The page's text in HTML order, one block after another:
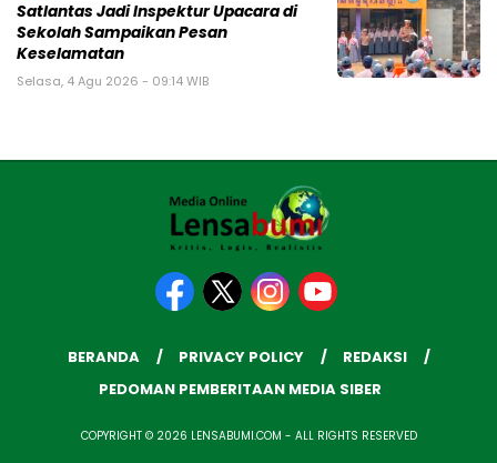
Satlantas Jadi Inspektur Upacara di
Sekolah Sampaikan Pesan
Keselamatan
Selasa, 4 Agu 2026 - 09:14 WIB
BERANDA PRIVACY POLICY
REDAKSI
PEDOMAN PEMBERITAAN MEDIA SIBER
COPYRIGHT © 2026 LENSABUMI.COM - ALL RIGHTS RESERVED